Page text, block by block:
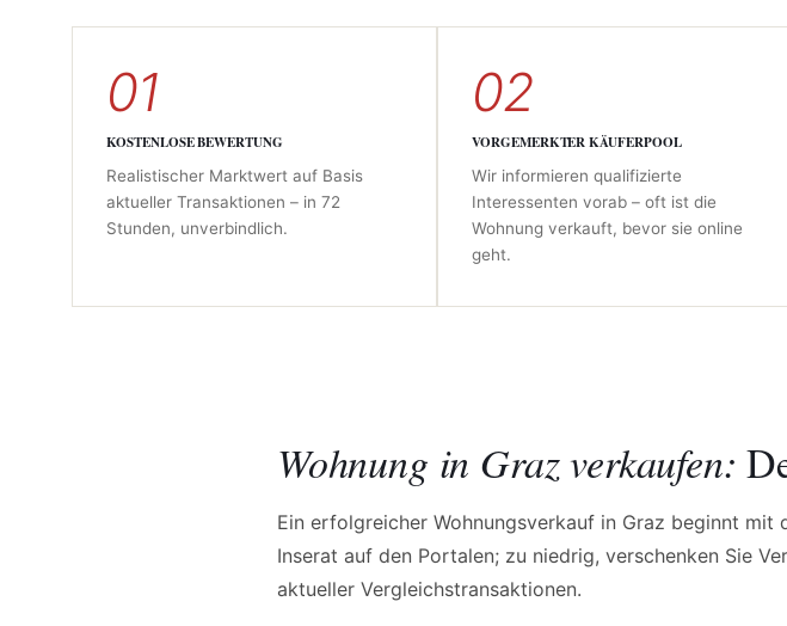
01
KOSTENLOSE BEWERTUNG
Realistischer Marktwert auf Basis
aktueller Transaktionen – in 72
Stunden, unverbindlich.
02
VORGEMERKTER KÄUFERPOOL
Wir informieren qualifizierte
Interessenten vorab – oft ist die
Wohnung verkauft, bevor sie online
geht.
Wohnung in Graz verkaufen:
Ein erfolgreicher Wohnungsverkauf in Graz beginnt
Inserat auf den Portalen; zu niedrig, verschenken Sie
aktueller Vergleichstransaktionen.